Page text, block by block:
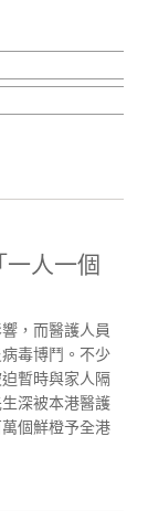
人一個
，而醫護人員
毒博鬥。不少
暫時與家人隔
深被本港醫護
個鮮橙予全港